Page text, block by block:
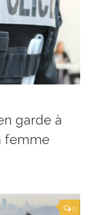
garde à
femme
0